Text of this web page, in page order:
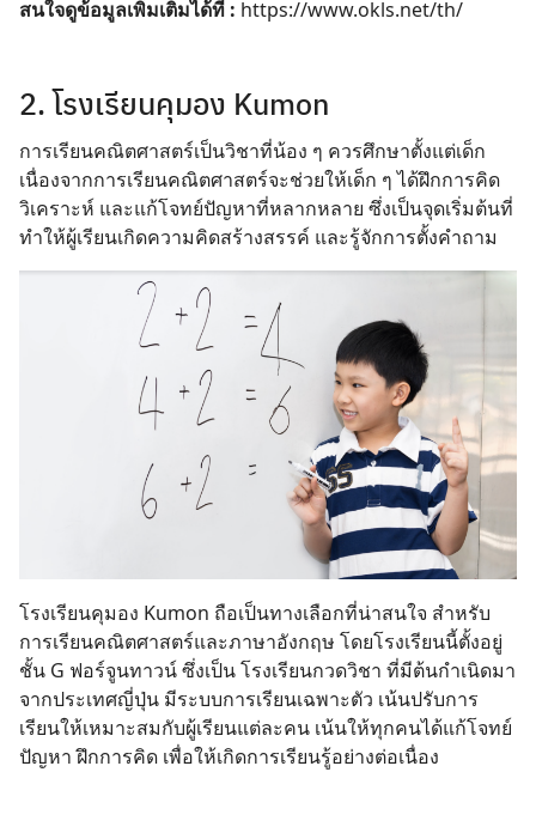
Search
for:
สนใจดูข้อมูลเพิ่มเติมได้ที่ : https://www.okls.net/th/
2. โรงเรียนคุมอง Kumon
การเรียนคณิตศาสตร์เป็นวิชาที่น้อง ๆ ควรศึกษาตั้งแต่เด็ก
เนื่องจากการเรียนคณิตศาสตร์จะช่วยให้เด็ก ๆ ได้ฝึกการคิด
วิเคราะห์ และแก้โจทย์ปัญหาที่หลากหลาย ซึ่งเป็นจุดเริ่มต้นที่
ทำให้ผู้เรียนเกิดความคิดสร้างสรรค์ และรู้จักการตั้งคำถาม
โรงเรียนคุมอง Kumon ถือเป็นทางเลือกที่น่าสนใจ สำหรับ
การเรียนคณิตศาสตร์และภาษาอังกฤษ โดยโรงเรียนนี้ตั้งอยู่
ชั้น G ฟอร์จูนทาวน์ ซึ่งเป็น โรงเรียนกวดวิชา ที่มีต้นกำเนิดมา
จากประเทศญี่ปุ่น มีระบบการเรียนเฉพาะตัว เน้นปรับการ
เรียนให้เหมาะสมกับผู้เรียนแต่ละคน เน้นให้ทุกคนได้แก้โจทย์
ปัญหา ฝึกการคิด เพื่อให้เกิดการเรียนรู้อย่างต่อเนื่อง